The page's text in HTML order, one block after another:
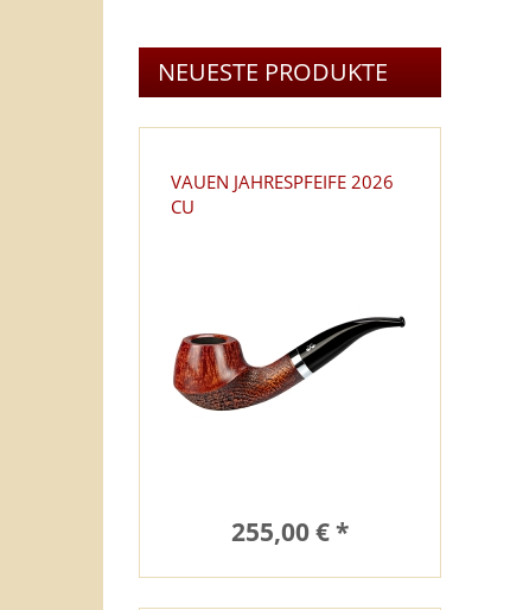
NEUESTE PRODUKTE
VAUEN JAHRESPFEIFE 2026
CU
255,00 € *